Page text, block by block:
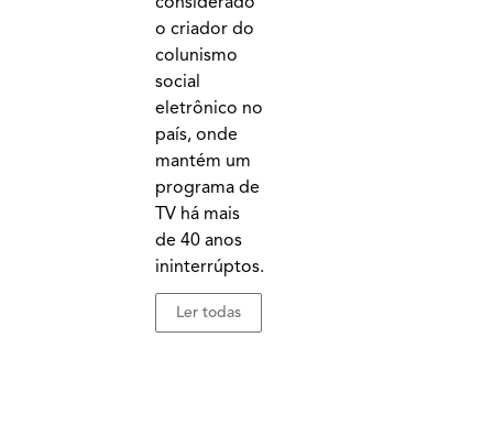
o criador do
colunismo
social
eletrônico no
país, onde
mantém um
programa de
TV há mais
de 40 anos
ininterrúptos.
Ler todas